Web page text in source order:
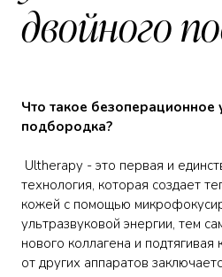
двойного
Что такое безоперационное
подбородка?
Ultherapy - это первая и
технология, которая создает
кожей с помощью
ультразвуковой энергии, тем
нового коллагена и
от других аппаратов